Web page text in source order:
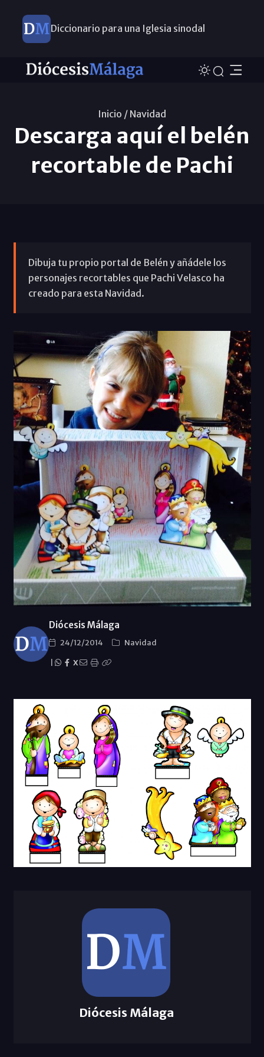
Diccionario para una Iglesia sinodal
Nuevos nombramientos
Inicio / Navidad
Descarga aquí el belén
recortable de Pachi
Dibuja tu propio portal de Belén y añádele los
personajes recortables que Pachi Velasco ha
creado para esta Navidad.
Diócesis Málaga
24/12/2014
Navidad
X
Diócesis Málaga